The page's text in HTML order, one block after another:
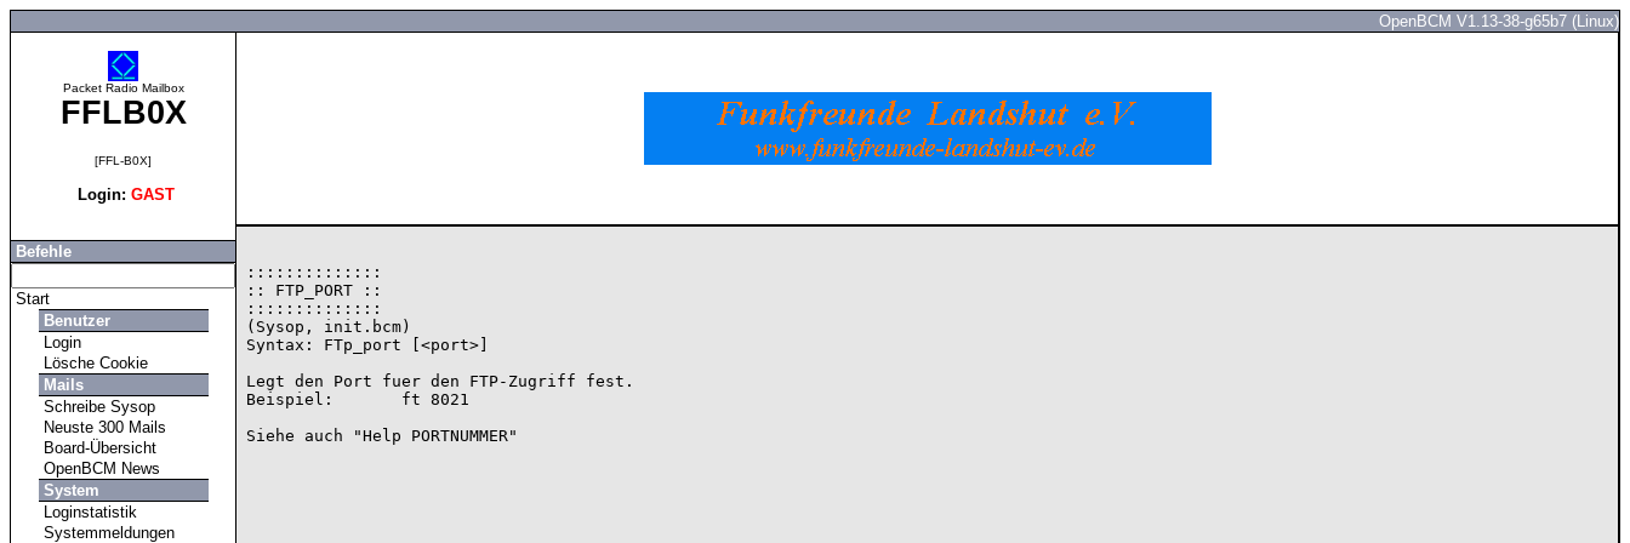
OpenBCM V1.13-38-g65b7 (Linux)
Packet Radio Mailbox
FFLB0X
[FFL-B0X]
Login: GAST
Befehle
Start
Benutzer
Login
Lösche Cookie
Mails
Schreibe Sysop
Neuste 300 Mails
Board-Übersicht
OpenBCM News
System
Loginstatistik
Systemmeldungen
::::::::::::::
:: FTP_PORT ::
::::::::::::::
(Sysop, init.bcm)
Syntax: FTp_port [<port>]
Legt den Port fuer den FTP-Zugriff fest.
Beispiel:       ft 8021